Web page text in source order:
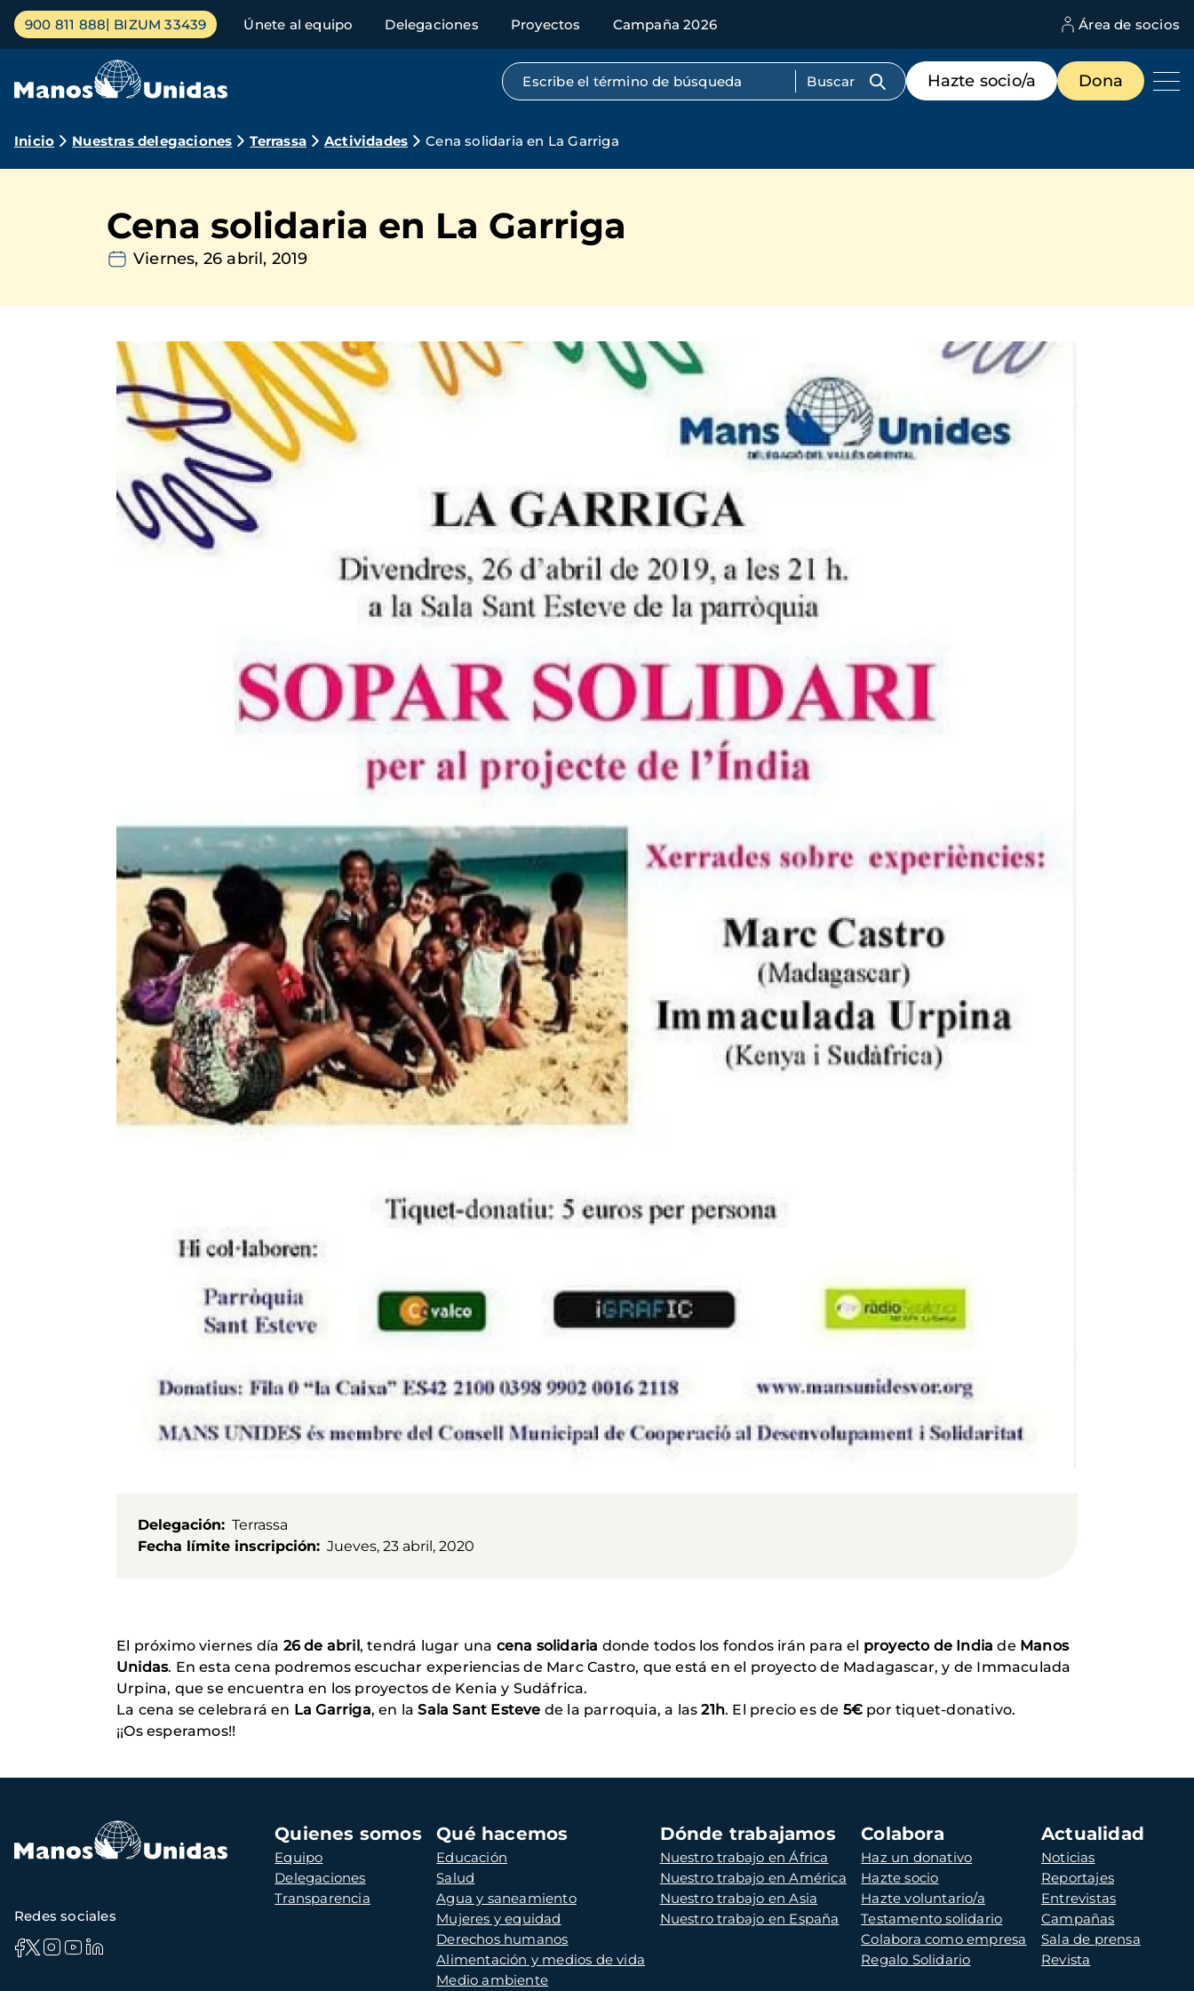
Pasar
contenido
Menú
principal
900 811 888 BIZUM 33439 Únete al equipo Delegaciones Proyectos Campaña 2026 Área de socios
Búsqueda por texto completo
Menú
de
destacados
Hazte socio/a Dona
Ruta
navegación
Inicio Nuestras delegaciones Terrassa Actividades Cena solidaria en La Garriga
Cena solidaria en La Garriga
Viernes, 26 abril, 2019
Delegación
Terrassa
Fecha límite inscripción
Jueves, 23 abril, 2020
El próximo viernes día 26 de abril, tendrá lugar una cena solidaria donde todos los fondos irán para el proyecto de Indiade Manos
Unidas. En esta cena podremos escuchar experiencias de Marc Castro, que está en el proyecto de Madagascar, y de Immaculada
Urpina, que se encuentra en los proyectos de Kenia y Sudáfrica.
La cena se celebrará en La Garriga, en laSala Sant Esteve de la parroquia, a las21h. El precio es de 5€ por tiquet-donativo.
¡¡Os esperamos!!
Navegación
principal
Quienes somos
Equipo
Delegaciones
Transparencia
Qué hacemos
Educación
Salud
Agua y saneamiento
Mujeres y equidad
Derechos humanos
Alimentación y medios de vida
Medio ambiente
Dónde trabajamos
Nuestro trabajo en África
Nuestro trabajo en América
Nuestro trabajo en Asia
Nuestro trabajo en España
Colabora
Haz un donativo
Hazte socio
Hazte voluntario/a
Testamento solidario
Colabora como empresa
Regalo Solidario
Actualidad
Noticias
Reportajes
Entrevistas
Campañas
Sala de prensa
Revista
Redes sociales